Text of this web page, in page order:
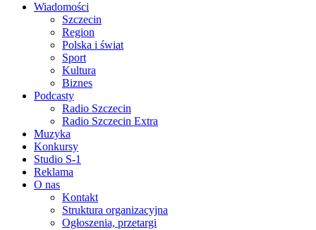
Wiadomości
Szczecin
Region
Polska i świat
Sport
Kultura
Biznes
Podcasty
Radio Szczecin
Radio Szczecin Extra
Muzyka
Konkursy
Studio S-1
Reklama
O nas
Kontakt
Struktura organizacyjna
Ogłoszenia, przetargi